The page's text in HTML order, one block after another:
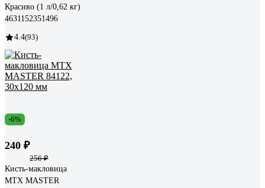
Красиво (1 л/0,62 кг)
4631152351496
4.4(93)
-6%
240 ₽
256 ₽
Кисть-макловица
MTX MASTER